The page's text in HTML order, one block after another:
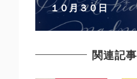
１０月３０日
関連記事